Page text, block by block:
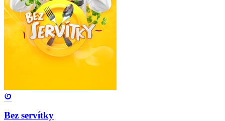
Bez servítky